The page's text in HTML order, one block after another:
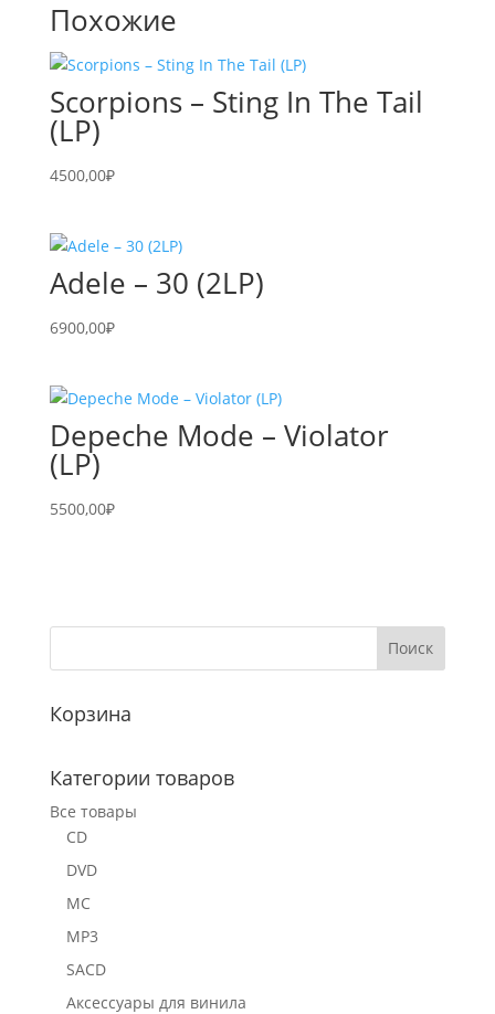
Похожие
Scorpions – Sting In The Tail
(LP)
4500,00₽
Adele – 30 (2LP)
6900,00₽
Depeche Mode – Violator
(LP)
5500,00₽
Корзина
Категории товаров
Все товары
CD
DVD
MC
MP3
SACD
Аксессуары для винила